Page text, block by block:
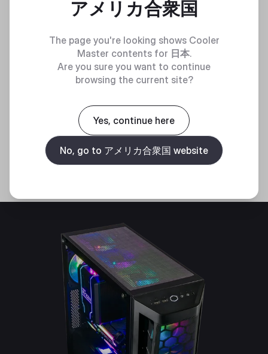
強化ガラスサイドパネル
全面強化ガラス製のサイドパネルによって、ライトアッ
プしたこだわりのゲーミングパーツや、冷却システムを
アメリカ合衆国
The page you're looking shows Cooler
Master contents for 日本.
Are you sure you want to continue
browsing the current site?
Yes, continue here
No, go to アメリカ合衆国 website